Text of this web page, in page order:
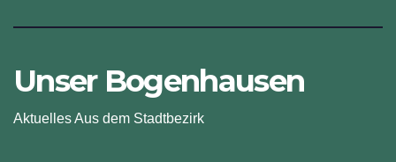
Unser Bogenhausen
Aktuelles Aus dem Stadtbezirk